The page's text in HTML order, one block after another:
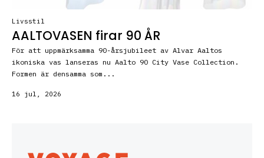
Livsstil
AALTOVASEN firar 90 ÅR
För att uppmärksamma 90-årsjubileet av Alvar Aaltos
ikoniska vas lanseras nu Aalto 90 City Vase Collection.
Formen är densamma som...
16 jul, 2026